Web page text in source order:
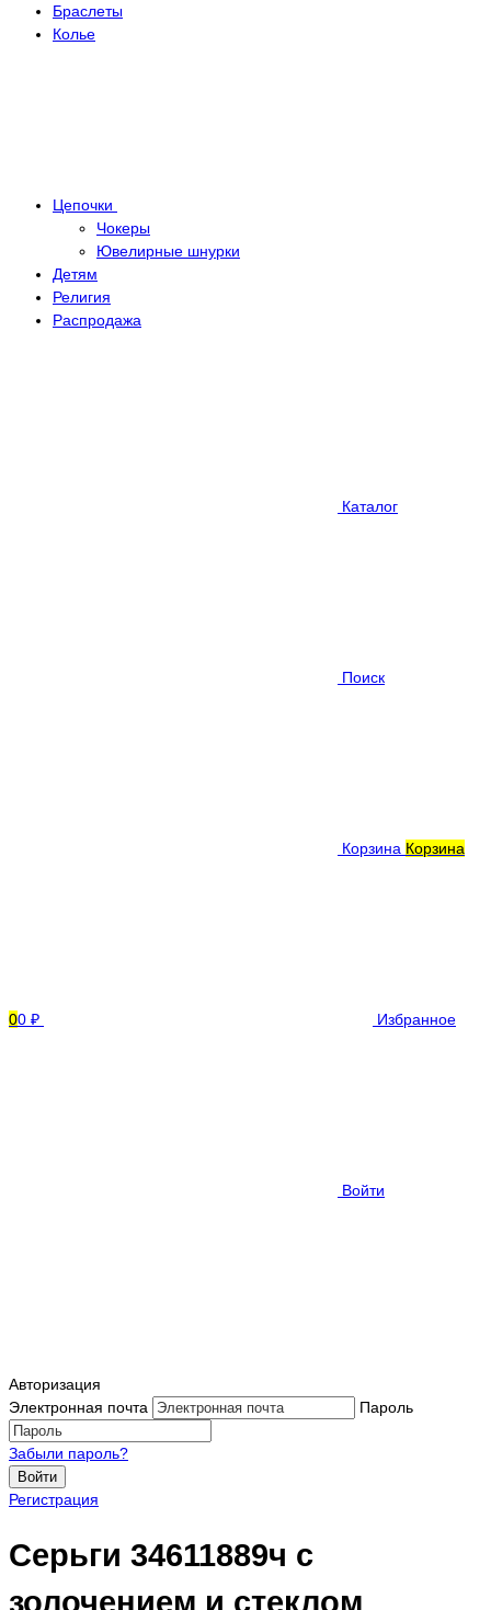
Браслеты
Колье
Цепочки
Чокеры
Ювелирные шнурки
Детям
Религия
Распродажа
Каталог
Поиск
Корзина Корзина
00 ₽ Избранное
Войти
Авторизация
Электронная почта
Пароль
Забыли пароль?
Войти
Регистрация
Серьги 34611889ч с
золочением и стеклом